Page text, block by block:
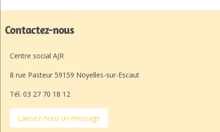
Contactez-nous
Centre social AJR
8 rue Pasteur 59159 Noyelles-sur-Escaut
Tél. 03 27 70 18 12
Laissez-nous un message